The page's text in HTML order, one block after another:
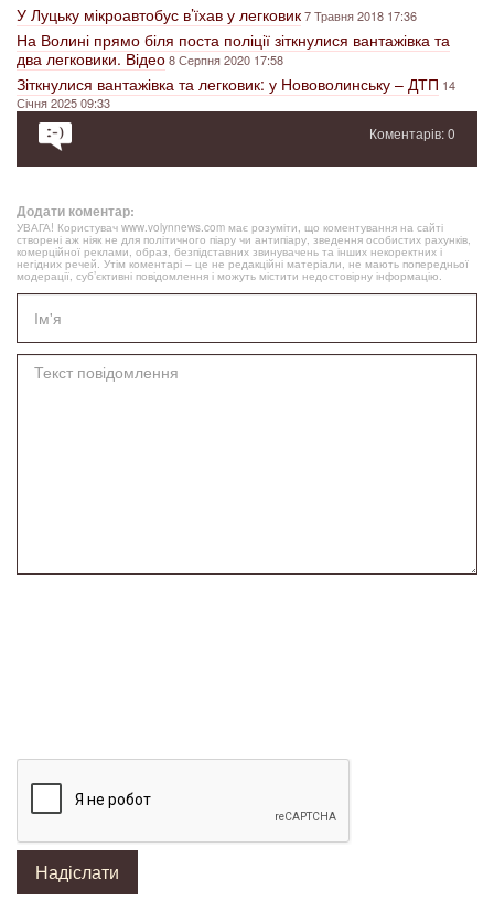
У Луцьку мікроавтобус в’їхав у легковик7 Травня 2018 17:36
На Волині прямо біля поста поліції зіткнулися вантажівка та
два легковики. Відео8 Серпня 2020 17:58
Зіткнулися вантажівка та легковик: у Нововолинську – ДТП 14
Січня 2025 09:33
Коментарів: 0
Додати коментар:
УВАГА! Користувач www.volynnews.com має розуміти, що коментування на сайті
створені аж ніяк не для політичного піару чи антипіару, зведення особистих рахунків,
комерційної реклами, образ, безпідставних звинувачень та інших некоректних і
негідних речей. Утім коментарі – це не редакційні матеріали, не мають попередньої
модерації, суб’єктивні повідомлення і можуть містити недостовірну інформацію.